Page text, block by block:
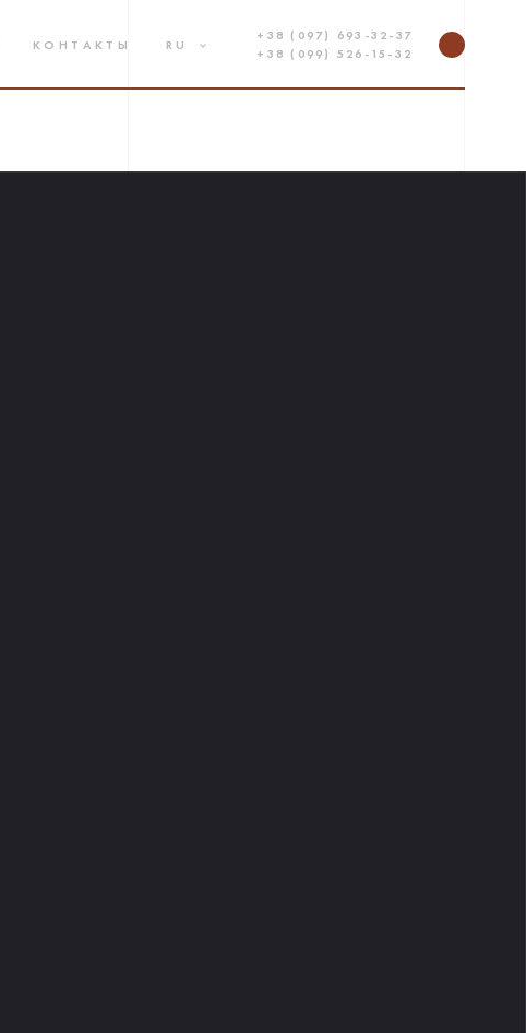
КОНТАКТЫ RU
+38 (097) 693-32-37
+38 (099) 526-15-32